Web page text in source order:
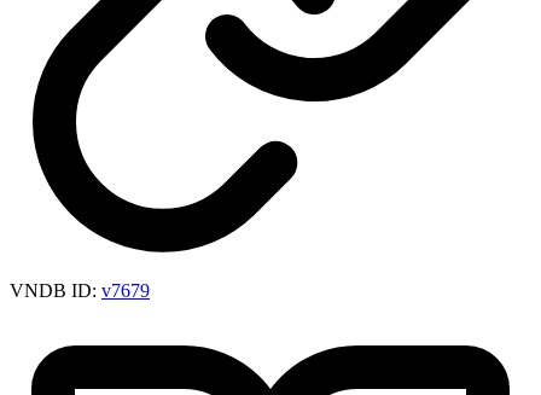
VNDB ID: v7679